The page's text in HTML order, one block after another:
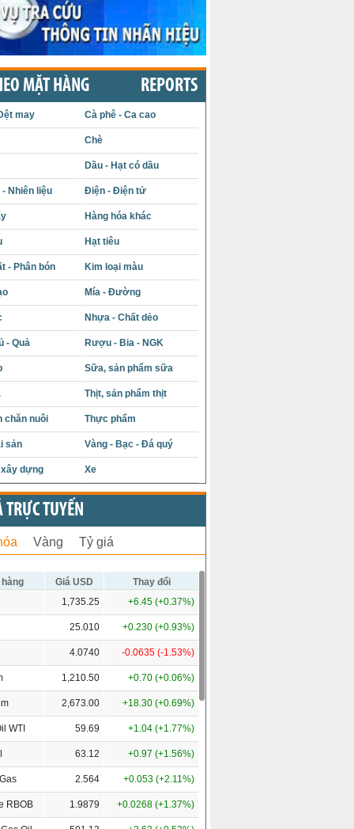
MẶT HÀNG REPORTS
may Cà phê - Ca cao
Chè
Dầu - Hạt có dầu
- Nhiên liệu Điện - Điện tử
Hàng hóa khác
Hạt tiêu
- Phân bón Kim loại màu
Mía - Đường
Nhựa - Chất dẻo
- Quả Rượu - Bia - NGK
Sữa, sản phẩm sữa
Thịt, sản phẩm thịt
chăn nuôi Thực phẩm
sản Vàng - Bạc - Đá quý
dựng Xe
TRỰC TUYẾN
Vàng Tỷ giá
Giá USD
Thay đổi
1,735.25 +6.45 (+0.37%)
25.010 +0.230 (+0.93%)
4.0740 -0.0635 (-1.53%)
1,210.50 +0.70 (+0.06%)
2,673.00 +18.30 (+0.69%)
WTI 59.69 +1.04 (+1.77%)
63.12 +0.97 (+1.56%)
2.564 +0.053 (+2.11%)
RBOB 1.9879 +0.0268 (+1.37%)